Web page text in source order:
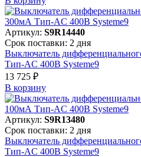
Артикул: S9R14440
Срок поставки: 2 дня
Выключатель
Тип-AC 400В Systeme9
13 725 ₽
В корзинy
Артикул: S9R13480
Срок поставки: 2 дня
Выключатель
Тип-AC 400В Systeme9